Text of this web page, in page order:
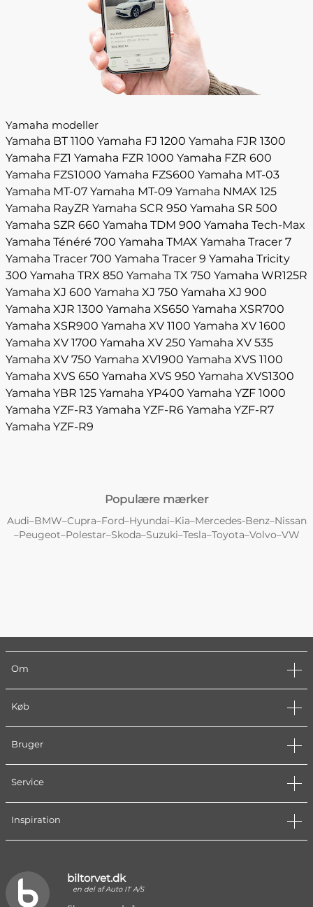
Yamaha modeller
Yamaha BT 1100 Yamaha FJ 1200 Yamaha FJR 1300
Yamaha FZ1 Yamaha FZR 1000 Yamaha FZR 600
Yamaha FZS1000 Yamaha FZS600 Yamaha MT-03
Yamaha MT-07 Yamaha MT-09 Yamaha NMAX 125
Yamaha RayZR Yamaha SCR 950 Yamaha SR 500
Yamaha SZR 660 Yamaha TDM 900 Yamaha Tech-Max
Yamaha Ténéré 700 Yamaha TMAX Yamaha Tracer 7
Yamaha Tracer 700 Yamaha Tracer 9 Yamaha Tricity
300 Yamaha TRX 850 Yamaha TX 750 Yamaha WR125R
Yamaha XJ 600 Yamaha XJ 750 Yamaha XJ 900
Yamaha XJR 1300 Yamaha XS650 Yamaha XSR700
Yamaha XSR900 Yamaha XV 1100 Yamaha XV 1600
Yamaha XV 1700 Yamaha XV 250 Yamaha XV 535
Yamaha XV 750 Yamaha XV1900 Yamaha XVS 1100
Yamaha XVS 650 Yamaha XVS 950 Yamaha XVS1300
Yamaha YBR 125 Yamaha YP400 Yamaha YZF 1000
Yamaha YZF-R3 Yamaha YZF-R6 Yamaha YZF-R7
Yamaha YZF-R9
Populære mærker
Audi–BMW–Cupra–Ford–Hyundai–Kia–Mercedes-Benz–Nissan
–Peugeot–Polestar–Skoda–Suzuki–Tesla–Toyota–Volvo–VW
Om
Køb
Bruger
Service
Inspiration
biltorvet.dk
en del af Auto IT A/S